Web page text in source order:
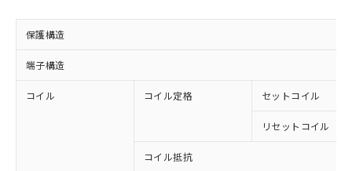
保護構造
端子構造
コイル コイル定格 セットコイル
リセットコイル
コイル抵抗